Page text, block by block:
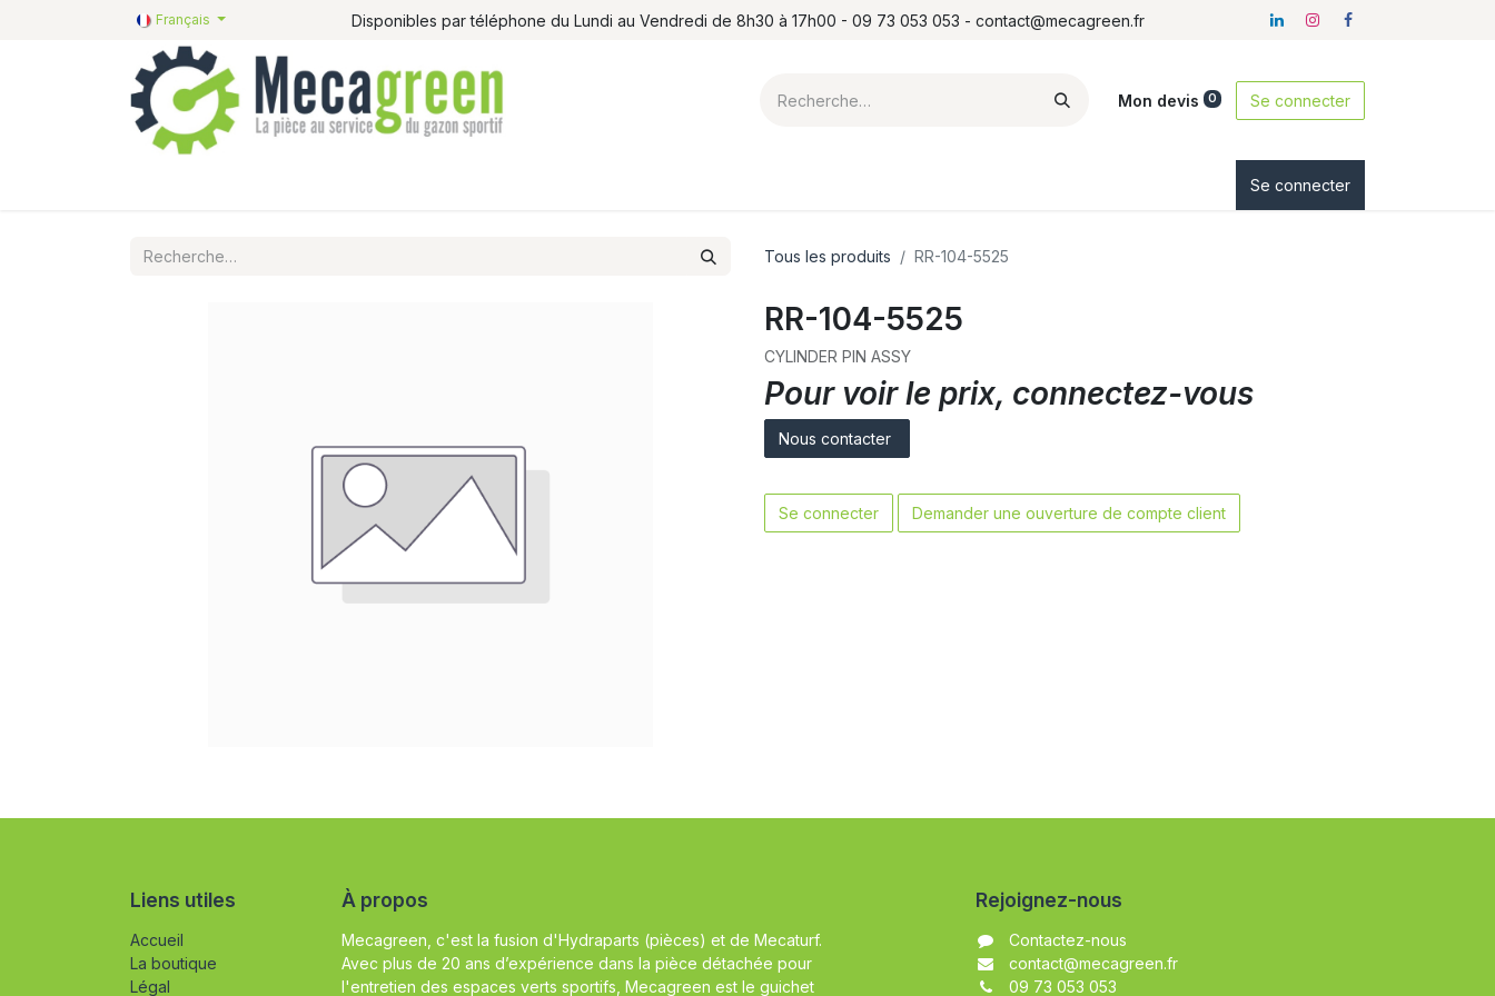
Français Disponibles par téléphone du Lundi au Vendredi de 8h30 à 17h00 - 09 73 053 053 - contact@mecagreen.fr
Mon devis 0 Se connecter
Se connecter
Tous les produits RR-104-5525
RR-104-5525
CYLINDER PIN ASSY
Pour voir le prix, connectez-vous
Nous contacter
Se connecter Demander une ouverture de compte client
Liens utiles
Accueil
La boutique
Légal
À propos
Mecagreen, c'est la fusion d'Hydraparts (pièces) et de Mecaturf.
Avec plus de 20 ans d’expérience dans la pièce détachée pour
l'entretien des espaces verts sportifs, Mecagreen est le guichet
Rejoignez-nous
Contactez-nous
contact@mecagreen.fr
09 73 053 053